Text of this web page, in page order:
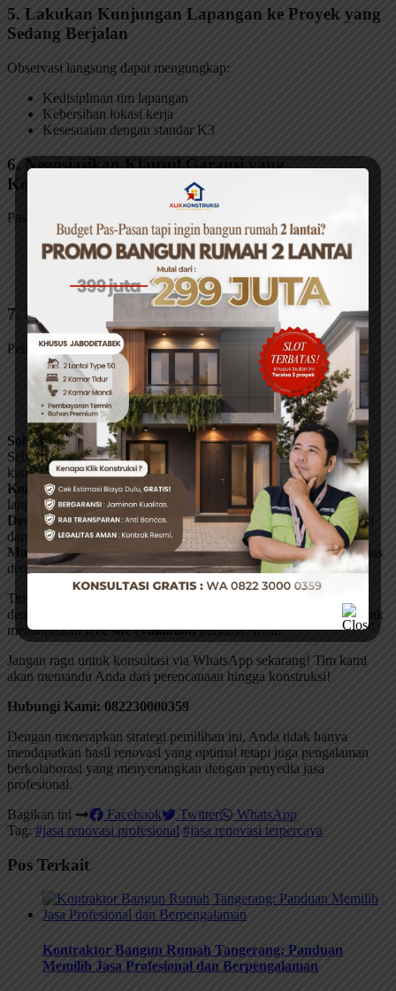
5. Lakukan Kunjungan Lapangan ke Proyek yang
Sedang Berjalan
Observasi langsung dapat mengungkap:
Kedisiplinan tim lapangan
Kebersihan lokasi kerja
Kesesuaian dengan standar K3
6. Negosiasikan Klausul Garansi yang
Komprehensif
Pastikan kontrak mencakup:
Garansi struktur (minimal 5 tahun)
Garansi finishing (1-2 tahun)
Respons time untuk service purna jual
7. Manfaatkan Teknologi Monitoring Proyek
Penyedia jasa modern biasanya menyediakan:
Update harian via aplikasi
Dokumentasi foto progress
Virtual meeting dengan site manager
Solusi Renovasi Terintegrasi dari Klik Konstruksi
Sebagai spesialis renovasi rumah di Depok, KlikKonstruksiatau
kunjungi instagram kamidisini
, siap membantu dengan:
Konsultasi Gratis– Diskusikan kebutuhan dan budget Anda
langsung dengan tim ahli.
Desain Optimized– Solusi arsitektur yang mengutamakan fungsi
dan juga efisiensi.
Manajemen Material
– Rekomendasi pemilihan bahan berkualitas
dengan harga terbaik.
Tim ahli kami siap membantu mewujudkan hunian impian Anda
dengan presisi tinggi dan transparansi penuh. Segera hubungi untuk
mendapatkanfree site evaluationpertama Anda!
Jangan ragu untuk konsultasi via WhatsApp sekarang! Tim kami
akan memandu Anda dari perencanaan hingga konstruksi!
Hubungi Kami: 082230000359
Dengan menerapkan strategi pemilihan ini, Anda tidak hanya
mendapatkan hasil renovasi yang optimal tetapi juga pengalaman
berkolaborasi yang menyenangkan dengan penyedia jasa
profesional.
Bagikan ini
Facebook Twitter
WhatsApp
Tag: #jasa renovasi profesional #jasa renovasi terpercaya
Pos Terkait
Kontraktor Bangun Rumah Tangerang: Panduan
Memilih Jasa Profesional dan Berpengalaman